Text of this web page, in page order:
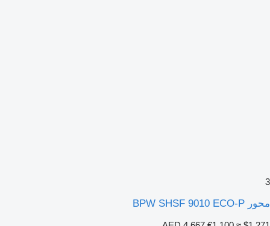
3
محور BPW SHSF 9010 ECO-P